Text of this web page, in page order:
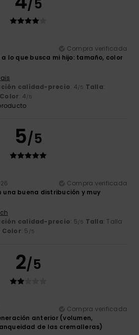
/5
Compra verificada
lo que busca mi hijo: tamaño, color
calidad-precio: 4/5 Talla:
Color: 4/5
5/5
Compra verificada
buena distribución y muy
calidad-precio: 5/5 Talla: Talla
Color: 5 /5
2/5
Compra verificada
anterior (volumen,
de las cremalleras)